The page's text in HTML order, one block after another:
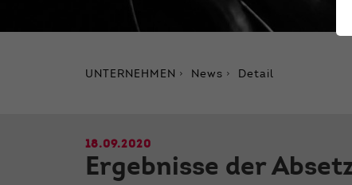
UNTERNEHMEN News Detail
18.09.2020
Ergebnisse der